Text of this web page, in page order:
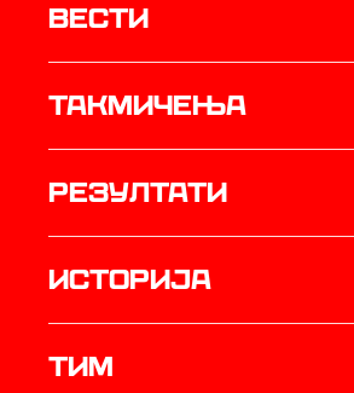
Вести
Такмичења
резултати
историја
ТИМ